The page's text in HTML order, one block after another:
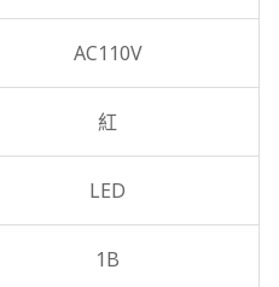
AC110V
紅
LED
1B